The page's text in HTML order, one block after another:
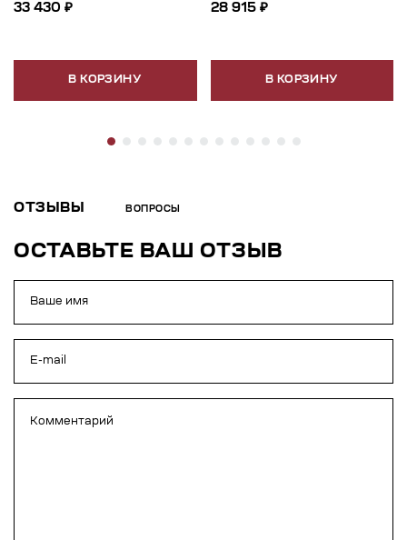
33 430 ₽
В КОРЗИНУ
28 915 ₽
В КОРЗИНУ
ОТЗЫВЫ ВОПРОСЫ
ОСТАВЬТЕ ВАШ ОТЗЫВ